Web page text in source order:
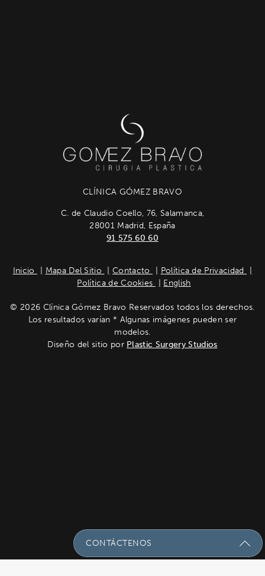
CLÍNICA GÓMEZ BRAVO
C. de Claudio Coello, 76, Salamanca,
28001 Madrid, España
91 575 60 60
Inicio Mapa Del Sitio Contacto
Política de Privacidad
Política de Cookies
English
© 2026 Clínica Gómez Bravo Reservados todos los derechos.
Los resultados varían * Algunas imágenes pueden ser
modelos.
Diseño del sitio por Plastic Surgery Studios
CONTÁCTENOS